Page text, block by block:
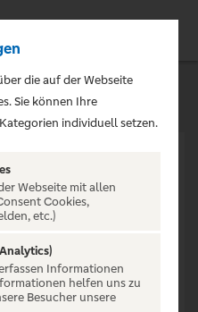
NICHT
die auf der Webseite
Sie können Ihre
individuell setzen.
Webseite mit allen
Cookies,
etc.)
Informationen
helfen uns zu
Besucher unsere